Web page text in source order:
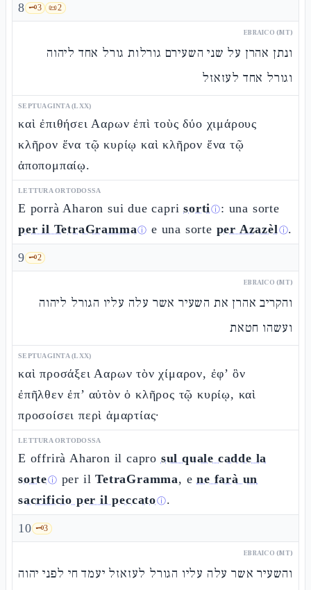
8 🗝️3 📜2
EBRAICO (MT)
ונתן אהרן על שני השעירם גורלות גורל אחד ליהוה
וגורל אחד לעזאזל
SEPTUAGINTA (LXX)
καὶ ἐπιθήσει Ααρων ἐπὶ τοὺς δύο χιμάρους
κλῆρον ἕνα τῷ κυρίῳ καὶ κλῆρον ἕνα τῷ
ἀποπομπαίῳ.
LETTURA ORTODOSSA
E porrà Aharon sui due caprisortiⓘ: una sorte
per il TetraGrammaⓘ e una sorte per Azazèlⓘ.
9 🗝️2
EBRAICO (MT)
והקריב אהרן את השעיר אשר עלה עליו הגורל ליהוה
ועשהו חטאת
SEPTUAGINTA (LXX)
καὶ προσάξει Ααρων τὸν χίμαρον, ἐφ’ ὃν
ἐπῆλθεν ἐπ’ αὐτὸν ὁ κλῆρος τῷ κυρίῳ, καὶ
προσοίσει περὶ ἁμαρτίας·
LETTURA ORTODOSSA
E offrirà Aharon il capro sul quale cadde la
sorteⓘ per ilTetraGramma, ene farà un
sacrificio per il peccatoⓘ.
10 🗝️3
EBRAICO (MT)
והשעיר אשר עלה עליו הגורל לעזאזל יעמד חי לפני יהוה